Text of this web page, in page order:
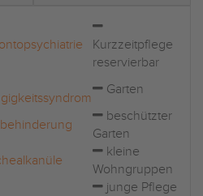
Kurzzeitpflege
reservierbar
Garten
beschützter
Garten
kleine
Wohngruppen
junge Pflege